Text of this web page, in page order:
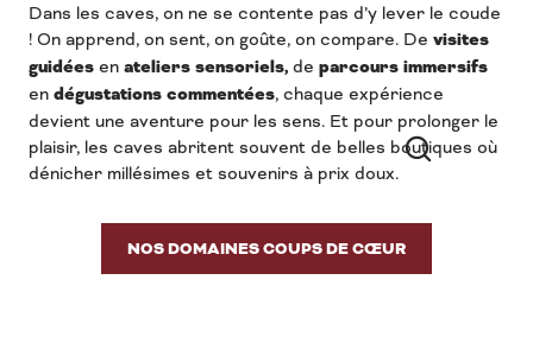
Dans les caves, on ne se contente pas d’y lever le coude
! On apprend, on sent, on goûte, on compare. De visites
guidées en ateliers sensoriels, de parcours immersifs
en dégustations commentées, chaque expérience
devient une aventure pour les sens. Et pour prolonger le
plaisir, les caves abritent souvent de belles boutiques où
dénicher millésimes et souvenirs à prix doux.
NOS DOMAINES COUPS DE CŒUR